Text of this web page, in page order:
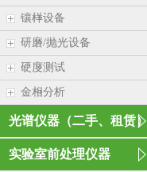
镶样设备
研磨/抛光设备
硬度测试
金相分析
光谱仪器（二手、租赁）
实验室前处理仪器